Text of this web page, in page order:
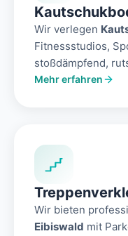
Wir verlegen
Fitnessstudios,
stoßdämpfend,
Mehr erfahren
Wir bieten
Eibiswald mit